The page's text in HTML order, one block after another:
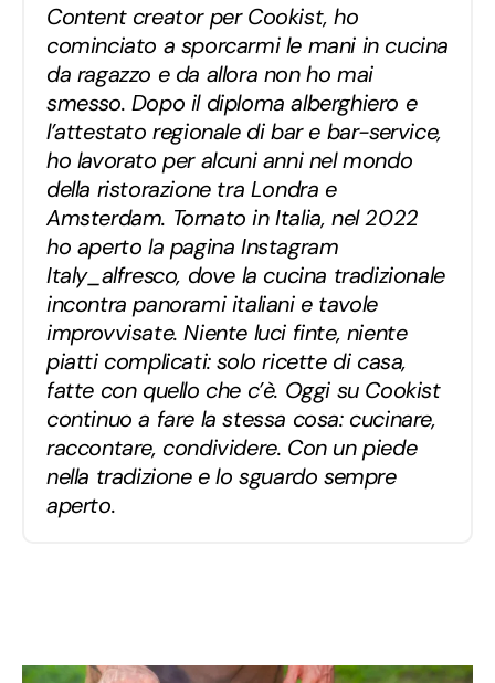
Content creator per Cookist, ho
cominciato a sporcarmi le mani in cucina
da ragazzo e da allora non ho mai
smesso. Dopo il diploma alberghiero e
l’attestato regionale di bar e bar-service,
ho lavorato per alcuni anni nel mondo
della ristorazione tra Londra e
Amsterdam. Tornato in Italia, nel 2022
ho aperto la pagina Instagram
Italy_alfresco, dove la cucina tradizionale
incontra panorami italiani e tavole
improvvisate. Niente luci finte, niente
piatti complicati: solo ricette di casa,
fatte con quello che c’è. Oggi su Cookist
continuo a fare la stessa cosa: cucinare,
raccontare, condividere. Con un piede
nella tradizione e lo sguardo sempre
aperto.